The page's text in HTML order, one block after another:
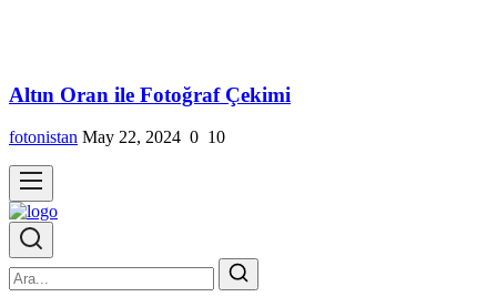
Altın Oran ile Fotoğraf Çekimi
fotonistan May 22, 2024 0 10